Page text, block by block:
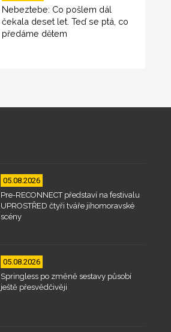
Nebeztebe: Co pošlem dál
čekala deset let. Teď se ptá, co
předáme dětem
05.08.2026
Pre-RECONNECT představí na festivalu
UPROSTŘED čtyři tváře jihomoravské
scény
05.08.2026
Springless po změně sestavy působí
ještě přesvědčivěji